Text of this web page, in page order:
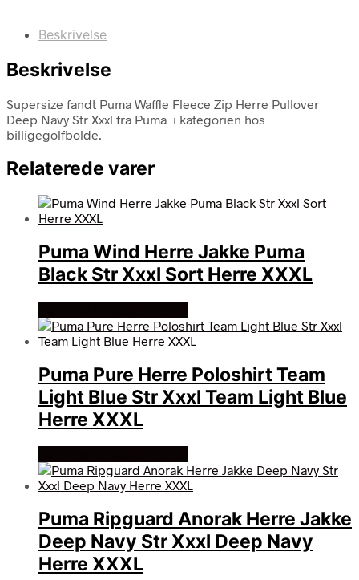
Beskrivelse
Beskrivelse
Supersize fandt Puma Waffle Fleece Zip Herre Pullover
Deep Navy Str Xxxl fra Puma i kategorien hos
billigegolfbolde.
Relaterede varer
Puma Wind Herre Jakke Puma
Black Str Xxxl Sort Herre XXXL
Puma Pure Herre Poloshirt Team
Light Blue Str Xxxl Team Light Blue
Herre XXXL
Puma Ripguard Anorak Herre Jakke
Deep Navy Str Xxxl Deep Navy
Herre XXXL